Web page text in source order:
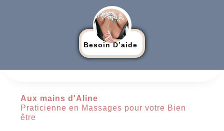
Besoin D’aide
Aux mains d'Aline
Praticienne en Massages pour votre Bien
être